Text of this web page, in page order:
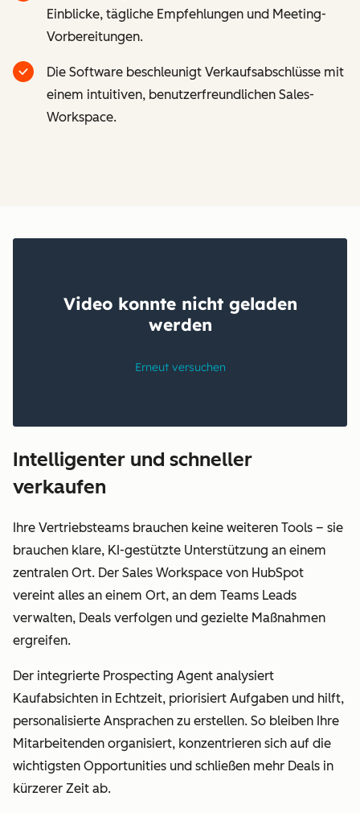
Einblicke, tägliche Empfehlungen und Meeting-
Vorbereitungen.
Die Software beschleunigt Verkaufsabschlüsse mit
einem intuitiven, benutzerfreundlichen Sales-
Workspace.
Intelligenter und schneller
verkaufen
Ihre Vertriebsteams brauchen keine weiteren Tools – sie
brauchen klare, KI-gestützte Unterstützung an einem
zentralen Ort. Der Sales Workspace von HubSpot
vereint alles an einem Ort, an dem Teams Leads
verwalten, Deals verfolgen und gezielte Maßnahmen
ergreifen.
Der integrierte Prospecting Agent analysiert
Kaufabsichten in Echtzeit, priorisiert Aufgaben und hilft,
personalisierte Ansprachen zu erstellen. So bleiben Ihre
Mitarbeitenden organisiert, konzentrieren sich auf die
wichtigsten Opportunities und schließen mehr Deals in
kürzerer Zeit ab.